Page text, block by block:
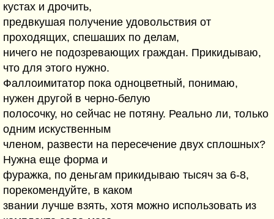
кустах и дрочить,
предвкушая получение удовольствия от
проходящих, спешаших по делам,
ничего не подозревающих граждан. Прикидываю,
что для этого нужно.
Фаллоимитатор пока одноцветный, понимаю,
нужен другой в черно-белую
полосочку, но сейчас не потяну. Реально ли, только
одним искуственным
членом, развести на пересечение двух сплошных?
Нужна еще форма и
фуражка, по деньгам прикидываю тысяч за 6-8,
порекомендуйте, в каком
звании лучше взять, хотя можно использовать из